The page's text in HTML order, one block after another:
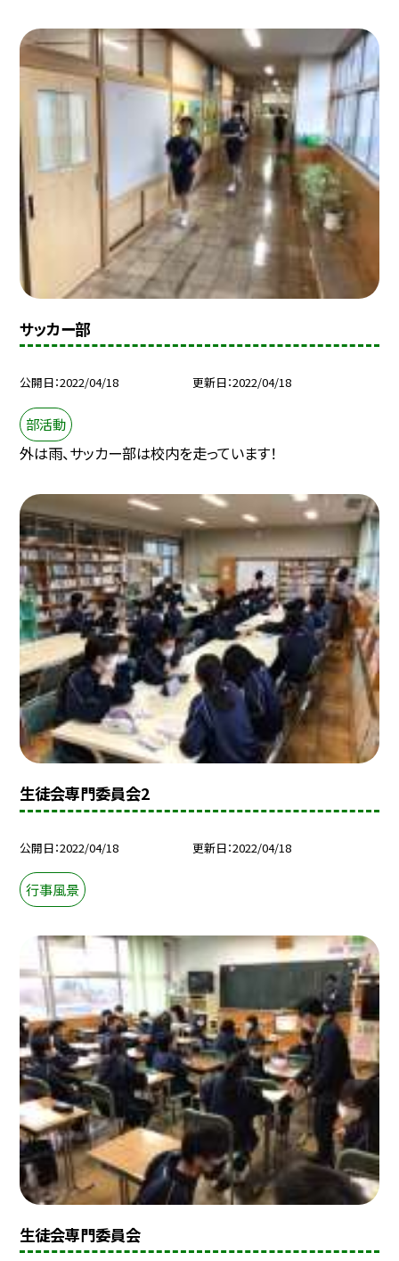
サッカー部
公開日 2022/04/18 更新日 2022/04/18
部活動
外は雨、サッカー部は校内を走っています！
生徒会専門委員会2
公開日 2022/04/18 更新日 2022/04/18
行事風景
生徒会専門委員会